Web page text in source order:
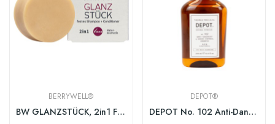
BERRYWELL®
BW GLANZSTÜCK, 2in1 Festes Shampoo&Conditioner 80g
DEPOT®
DEPOT No. 102 Anti-Dandruff & Sebum Control...